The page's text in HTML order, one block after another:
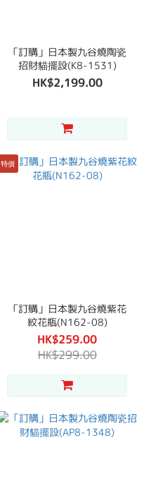
「訂購」日本製九谷燒陶瓷
招財貓擺設(K8-1531)
HK$2,199.00
特價
「訂購」日本製九谷燒紫花
紋花瓶(N162-08)
HK$259.00
HK$299.00